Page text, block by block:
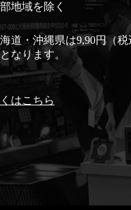
地域を除く
道・沖縄県は9,90円（税
なります。
はこちら